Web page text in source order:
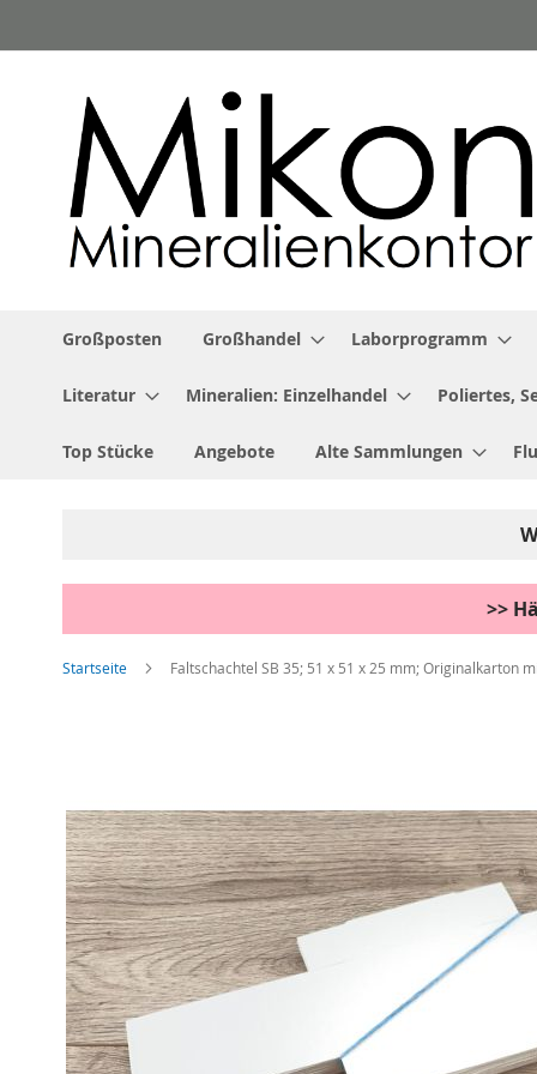
Inhalt
Großposten Großhandel Laborprogramm
Literatur Mineralien: Einzelhandel Poliertes,
Top Stücke Angebote Alte Sammlungen
>>
Startseite Faltschachtel SB 35; 51 x 51 x 25 mm; Originalkarton
springen